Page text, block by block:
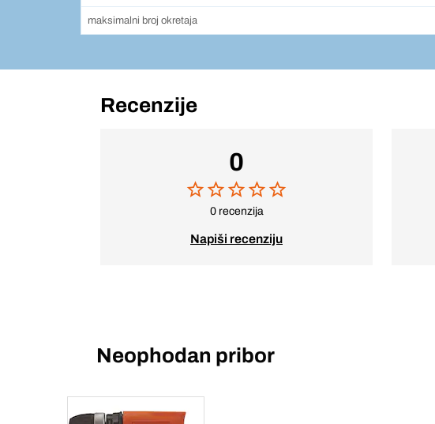
maksimalni broj okretaja
Recenzije
0
0 recenzija
Napiši recenziju
Neophodan pribor